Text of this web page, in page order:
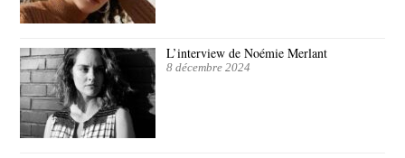
L’interview de Noémie Merlant
8 décembre 2024